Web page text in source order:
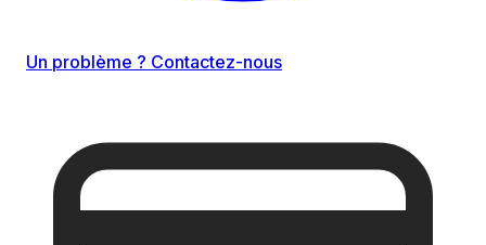
Un problème ? Contactez-nous